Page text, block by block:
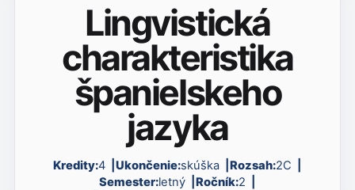
Lingvistická
charakteristika
španielskeho
jazyka
Kredity:4 Ukončenie:skúška Rozsah:2C
Semester:letný Ročník:2